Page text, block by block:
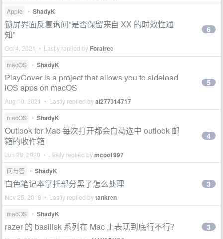
Apple • ShadyK
锁屏界面反复询问“是否保留来自 XX 的时效性通
知”
Oct 4, 2021 • Lastly replied by Foralrec
6
macOS • ShadyK
PlayCover is a project that allows you to sideload
iOS apps on macOS
Aug 10, 2021 • Lastly replied byai277014717
5
macOS • ShadyK
Outlook for Mac 每次打开都会自动选中 outlook 邮
箱的收件箱
Jun 28, 2020 • Lastly replied bymcoo1997
4
问与答 • ShadyK
白色笔记本掌托部分黑了怎么处理
Nov 25, 2019 • Lastly replied bytankren
3
macOS • ShadyK
razer 的 basilisk 系列在 Mac 上表现到底行不行？ 3